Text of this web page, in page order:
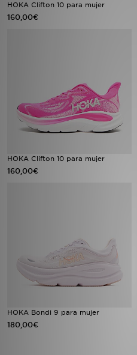
HOKA Clifton 10 para mujer
160,00€
HOKA Clifton 10 para mujer
160,00€
HOKA Bondi 9 para mujer
180,00€